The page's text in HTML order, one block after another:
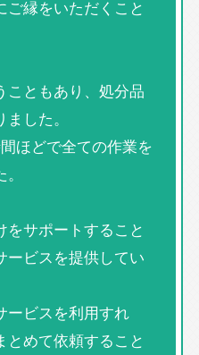
縁をいただくこと
こともあり、処分品
した。
ほどで全ての作業を
サポートすること
ービスを提供してい
ービスを利用すれ
めて依頼すること